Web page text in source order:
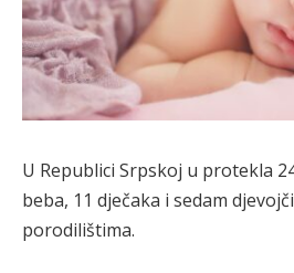
U Republici Srpskoj u protekla
beba, 11 dječaka i sedam
porodilištima.